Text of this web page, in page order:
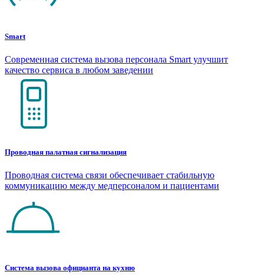
Smart
Современная система вызова персонала Smart улучшит
качество сервиса в любом заведении
Проводная палатная сигнализация
Проводная система связи обеспечивает стабильную
коммуникацию между медперсоналом и пациентами
Система вызова официанта на кухню